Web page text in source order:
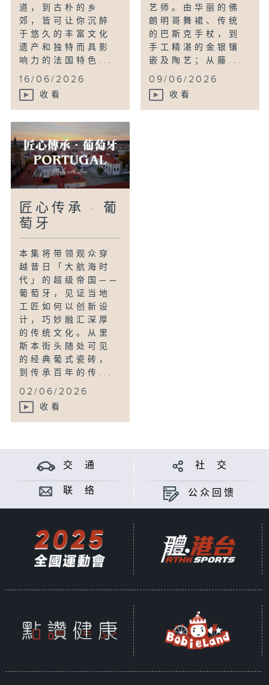
道，到古朴的乡
郊，皆可让你沉醉
于悠久的丰富文化
遗产和独特而具影
响力的法国特色...
16/06/2026
收看
艺师。由华丽的佛
朗明哥舞裙、传统
的巴斯克手杖，到
手工精湛的金银镶
嵌及陶艺；从藤...
09/06/2026
收看
匠心传承 · 葡
萄牙
本集将带领观众穿
越昔日「大航海时
代」的超级帝国——
葡萄牙，见证当地
工匠如何以创新设
计，巧妙融汇深厚
的传统文化。从里
斯本街头随处可见
的经典葡式瓷砖，
到传承百年的传...
02/06/2026
收看
交 通 社 交
联 络 公众回馈